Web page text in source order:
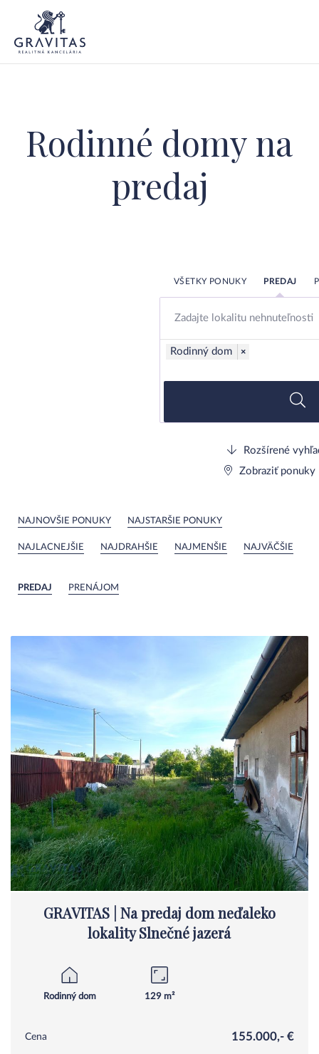
Rodinné domy na
predaj
VŠETKY PONUKY PREDAJ
Rodinný dom ×
Rozšírené
Zobraziť ponuky
NAJNOVŠIE PONUKY NAJSTARŠIE PONUKY
NAJLACNEJŠIE NAJDRAHŠIE NAJMENŠIE NAJVÄČŠIE
PREDAJ PRENÁJOM
GRAVITAS | Na predaj dom neďaleko
lokality Slnečné jazerá
Rodinný dom 129 m²
Cena 155.000,- €